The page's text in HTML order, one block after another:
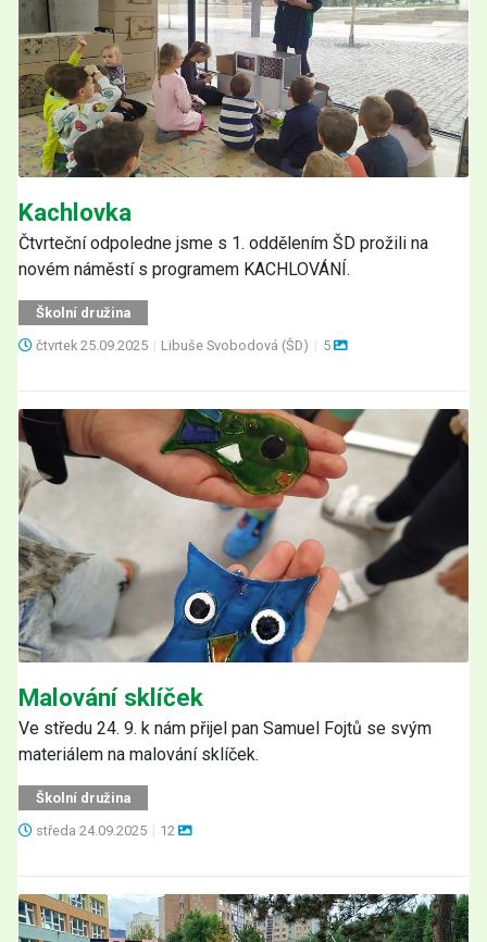
Kachlovka
Čtvrteční odpoledne jsme s 1. oddělením ŠD prožili na
novém náměstí s programem KACHLOVÁNÍ.
Školní družina
čtvrtek 25.09.2025 | Libuše Svobodová (ŠD) | 5
Malování sklíček
Ve středu 24. 9. k nám přijel pan Samuel Fojtů se svým
materiálem na malování sklíček.
Školní družina
středa 24.09.2025 | 12